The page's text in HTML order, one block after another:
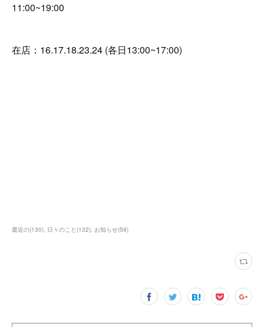
11:00~19:00
在店：16.17.18.23.24 (各日13:00~17:00)
最近の(130) 日々のこと(132) お知らせ(59)